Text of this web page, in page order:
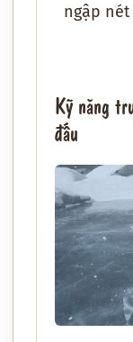
ngập
Kỹ năng
đấu